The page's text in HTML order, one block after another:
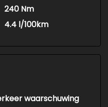
240 Nm
4.4 l/100km
waarschuwing